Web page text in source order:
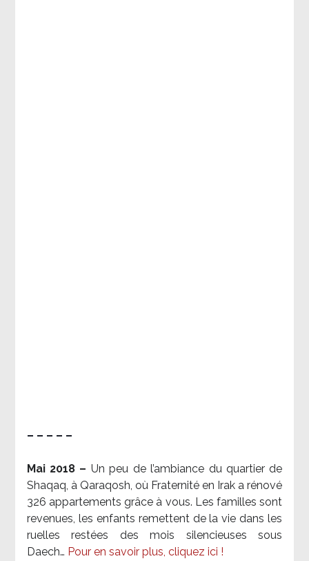
– – – – –
Mai 2018 – Un peu de l’ambiance du quartier de
Shaqaq, à Qaraqosh, où Fraternité en Irak a rénové
326 appartements grâce à vous. Les familles sont
revenues, les enfants remettent de la vie dans les
ruelles restées des mois silencieuses sous
Daech… Pour en savoir plus, cliquez ici !